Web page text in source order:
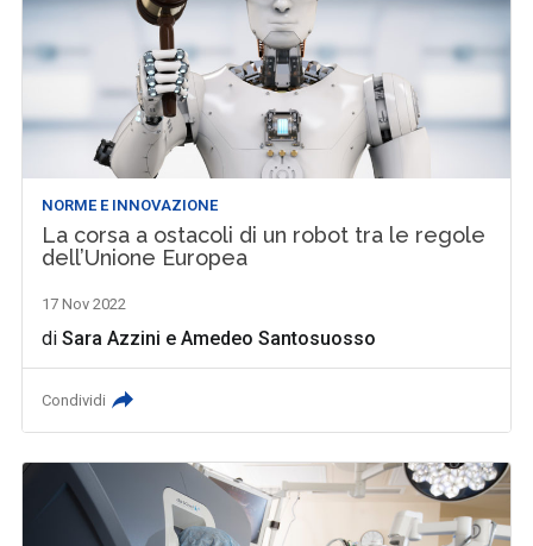
NORME E INNOVAZIONE
La corsa a ostacoli di un robot tra le regole
dell’Unione Europea
17 Nov 2022
diSara Azzini eAmedeo Santosuosso
Condividi